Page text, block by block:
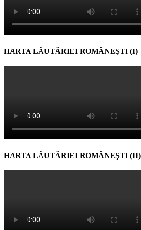
HARTA LĂUTĂRIEI ROMÂNEŞTI (I)
HARTA LĂUTĂRIEI ROMÂNEŞTI (II)